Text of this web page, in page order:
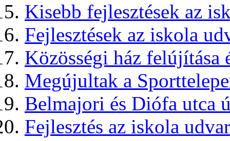
Kisebb fejlesztések az
Fejlesztések az iskola
Közösségi ház felújítása
Megújultak a
Belmajori és Diófa utca
Fejlesztés az iskola